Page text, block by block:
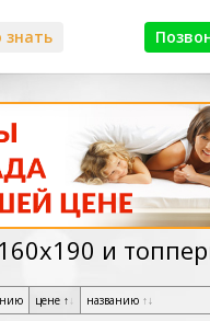
знать
и
цене ↑ ↓ названию ↑↓